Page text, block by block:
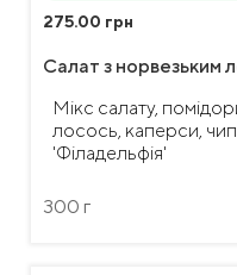
275.00 грн
Салат з норвезьким
Мікс салату,
лосось, каперси,
'Філадельфія'
300 г